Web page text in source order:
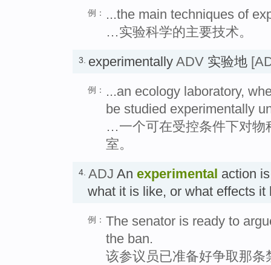
例：
...the main techniques of
…实验科学的主要技术。
3. experimentally ADV 实验地
例：
...an ecology laboratory,
be studied experimentally
…一个可在受控条件下对物
室。
4. ADJ An experimental action
what it is like, or what effects it
例： The senator is ready to
the ban.
该参议员已准备好争取那条